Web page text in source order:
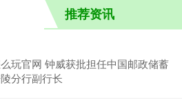
推荐资讯
玩官网 钟威获批担任中国邮政储蓄
分行副行长